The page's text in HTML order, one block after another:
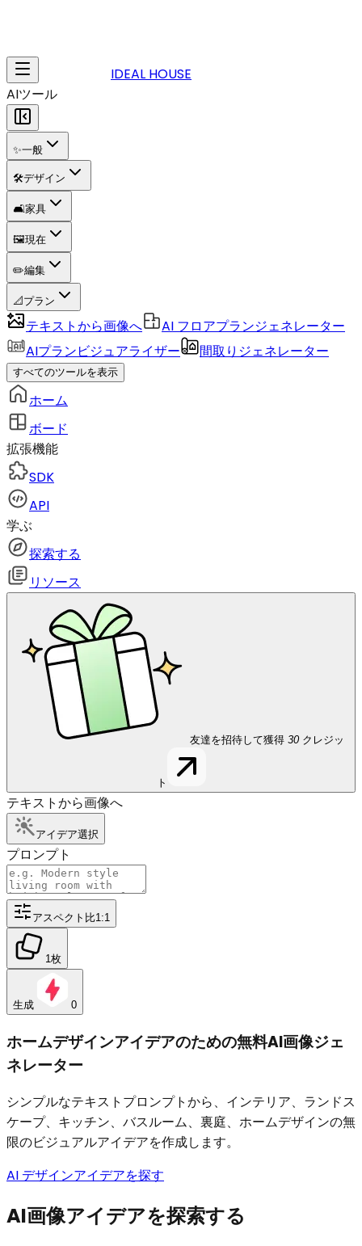
IDEAL HOUSE
AIツール
✨一般
🛠️デザイン
🛋️家具
🖼️現在
✏️編集
📐 プラン
テキストから画像へ
AI フロアプランジェネレーター
AIプランビジュアライザー
間取りジェネレーター
すべてのツールを表示
ホーム
ボード
拡張機能
SDK
API
学ぶ
探索する
リソース
友達を招待して獲得 30 クレジッ
ト
テキストから画像へ
アイデア選択
プロンプト
アスペクト比1:1
1枚
生成 0
ホームデザインアイデアのための無料AI画像ジェ
ネレーター
シンプルなテキストプロンプトから、インテリア、ランドス
ケープ、キッチン、バスルーム、裏庭、ホームデザインの無
限のビジュアルアイデアを作成します。
AI デザインアイデアを探す
AI画像アイデアを探索する